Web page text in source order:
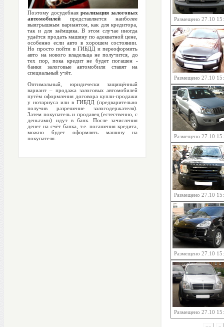
Поэтому досудебная реализация залоговых
автомобилей представляется наиболее
выигрышным вариантом, как для кредитора,
так и для заёмщика. В этом случае иногда
удаётся продать машину по адекватной цене,
особенно если авто в хорошем состоянии.
Но просто пойти в ГИБДД и переоформить
авто на нового владельца не получится, до
тех пор, пока кредит не будет погашен -
банки залоговые автомобили ставят на
специальный учёт.
Оптимальный, юридически защищённый
вариант – продажа залоговых автомобилей
путём оформления договора купли-продажи
у нотариуса или в ГИБДД (предварительно
получив разрешение залогодержателя).
Затем покупатель и продавец (естественно, с
деньгами) идут в банк. После зачисления
денег на счёт банка, т.е. погашения кредита,
можно будет оформлять машину на
покупателя.
Размещено 27.10
Размещено 27.10
Размещено 27.10
Размещено 27.10
Размещено 27.10
Размещено 27.10